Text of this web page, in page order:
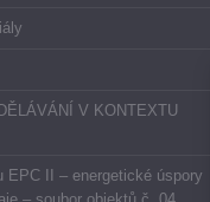
V KONTEXTU
EPC II – energetické úspory